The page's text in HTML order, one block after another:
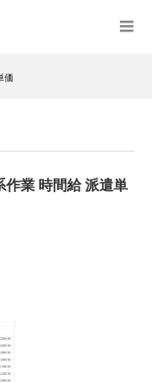
価
作業 時間給 派遣単